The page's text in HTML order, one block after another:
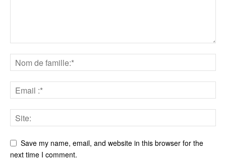
Save my name, email, and website in this browser for the
next time I comment.